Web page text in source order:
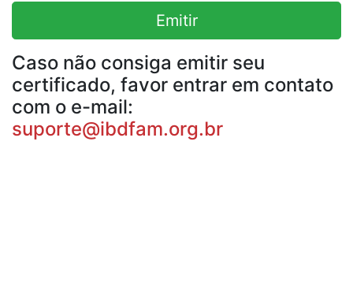
Emitir
Caso não consiga emitir seu
certificado, favor entrar em contato
com o e-mail:
suporte@ibdfam.org.br